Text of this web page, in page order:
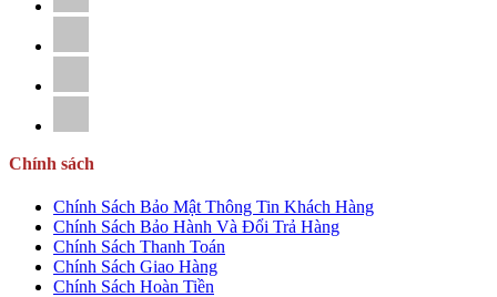
Chính sách
Chính Sách Bảo Mật Thông Tin Khách Hàng
Chính Sách Bảo Hành Và Đổi Trả Hàng
Chính Sách Thanh Toán
Chính Sách Giao Hàng
Chính Sách Hoàn Tiền